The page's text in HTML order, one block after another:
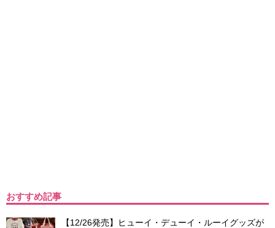
おすすめ記事
【12/26発売】ヒューイ・デューイ・ルーイグッズが